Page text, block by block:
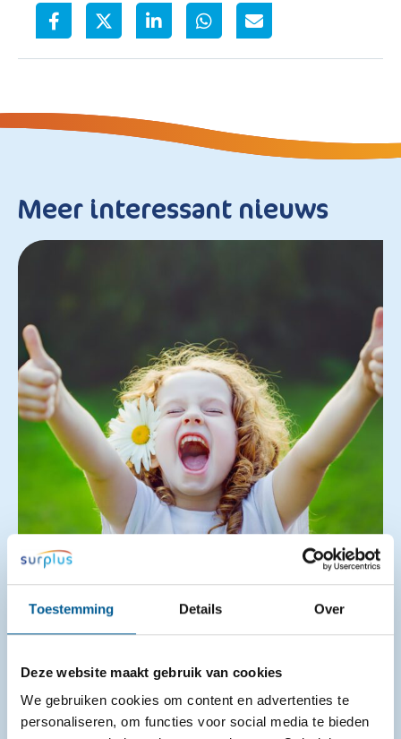
Toestemming Details Over
Deze website maakt gebruik van cookies
We gebruiken cookies om content en advertenties te
personaliseren, om functies voor social media te bieden
Meer interessant nieuws
Gemeenten gaan voor een blijvende
aanpak van jeugdhulp via Stevige Lokale
Teams
14-07-2026
Een luisterend oor, iemand die meedenkt of hulp die
snel geregeld is. Ook vanaf 2027 kunnen kinderen,